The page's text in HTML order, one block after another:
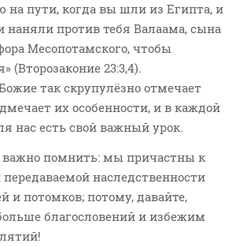
на пути, когда вы шли из Египта, и
наняли против тебя Валаама, сына
Месопотамского, чтобы
(Второзаконие 23:3,4).
так скрупулёзно отмечает
их особенности, и в каждой
нас есть свой важный урок.
важно помнить: мы причастны к
наследственности
и потомков; потому, давайте,
благословений и избежим